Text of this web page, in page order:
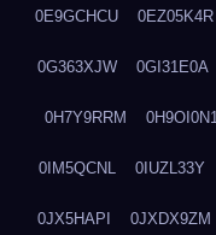
0E9GCHCU 0EZ05K4R
0G363XJW 0GI31E0A
0H7Y9RRM 0H9OI0N1
0IM5QCNL 0IUZL33Y
0JX5HAPI 0JXDX9ZM